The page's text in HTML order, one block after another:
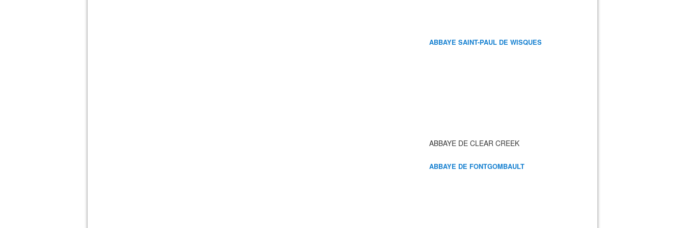
ABBAYE SAINT-PAUL DE WISQUES
ABBAYE DE CLEAR CREEK
ABBAYE DE FONTGOMBAULT